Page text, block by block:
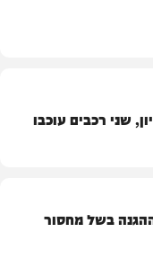
שני רכבים עוכבו
בשל מחסור